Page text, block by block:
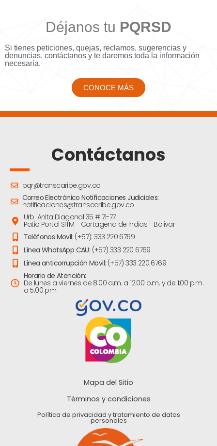
Déjanos tu PQRSD
Si tienes peticiones, quejas, reclamos, sugerencias y
denuncias, contáctanos y te daremos toda la información
necesaria.
CONOCE MÁS
Contáctanos
pqr@transcaribe.gov.co
Correo Electrónico Notificaciones Judiciales:
notificaciones@transcaribe.gov.co
Urb. Anita Diagonal 35 # 71-77
Patio Portal SITM - Cartagena de Indias - Bolivar
Teléfonos Movil: (+57): 333 220 6769
Línea WhatsApp CAU: (+57) 333 220 6769
Línea anticorrupción Movil: (+57) 333 220 6769
Horario de Atención:
De lunes a viernes de 8:00 a.m. a 12:00 p.m. y de 1:00 p.m.
a 5:00 pm.
Mapa del Sitio
Términos y condiciones
Política de privacidad y tratamiento de datos
personales